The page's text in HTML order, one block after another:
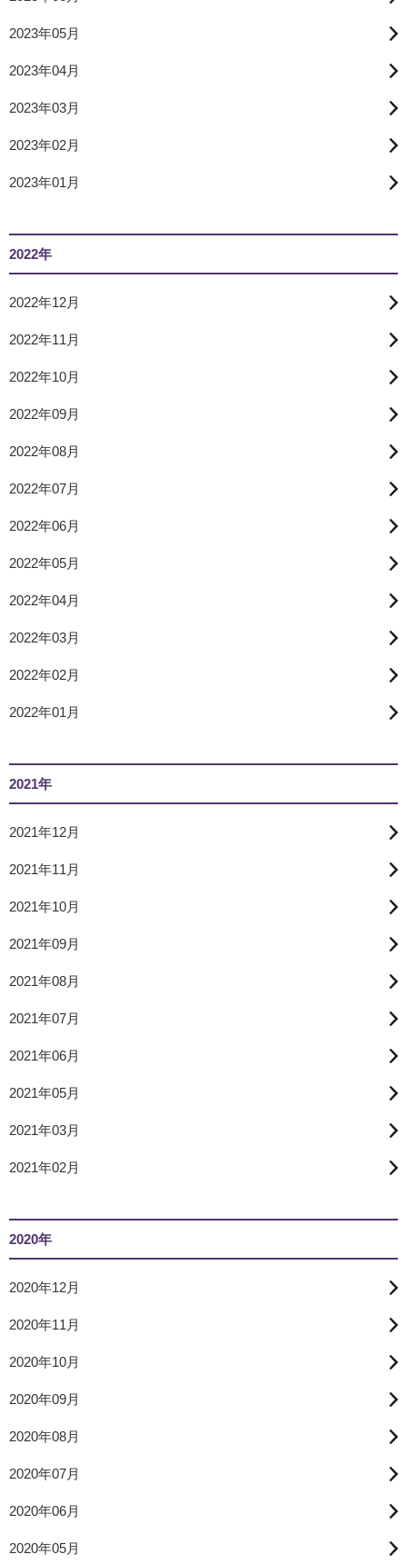
2023年05月
2023年04月
2023年03月
2023年02月
2023年01月
2022年
2022年12月
2022年11月
2022年10月
2022年09月
2022年08月
2022年07月
2022年06月
2022年05月
2022年04月
2022年03月
2022年02月
2022年01月
2021年
2021年12月
2021年11月
2021年10月
2021年09月
2021年08月
2021年07月
2021年06月
2021年05月
2021年03月
2021年02月
2020年
2020年12月
2020年11月
2020年10月
2020年09月
2020年08月
2020年07月
2020年06月
2020年05月